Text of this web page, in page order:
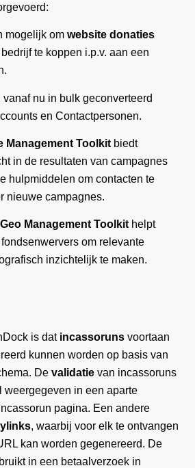
mogelijk om website donaties
te koppen i.p.v. aan een
vanaf nu in bulk geconverteerd
en Contactpersonen.
Management Toolkit biedt
in de resultaten van campagnes
hulpmiddelen om contacten te
nieuwe campagnes.
Management Toolkithelpt
om relevante
inzichtelijk te maken.
is dat incassoruns voortaan
kunnen worden op basis van
De validatie van incassoruns
weergegeven in een aparte
pagina. Een andere
, waarbij voor elk te ontvangen
kan worden gegenereerd. De
in een betaalverzoek in